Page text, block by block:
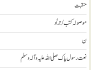
منقبت
موصولہ کتب / جراٗد
ن
نعت رسول پاک صلی اللہ علیہ و آلہ وسلم